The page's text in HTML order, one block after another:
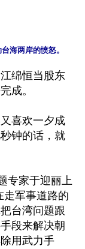
绵恒当股东
成。
喜欢一夕成
钟的话，就
专家于迎丽上
走军事道路的
台湾问题跟
段来解决朝
用武力手